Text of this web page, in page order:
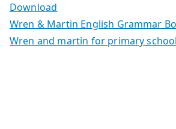
Download
Wren & Martin English Grammar
Wren and martin for primary